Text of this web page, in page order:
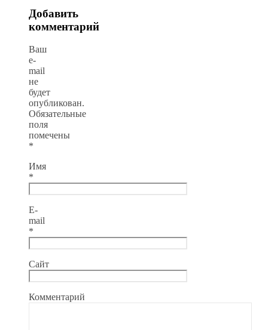
Добавить
комментарий
Ваш
e-
mail
не
будет
опубликован.
Обязательные
поля
помечены
*
Имя
*
E-
mail
*
Сайт
Комментарий